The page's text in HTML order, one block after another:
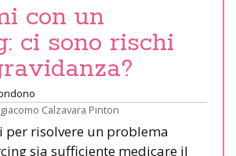
con un
ci sono rischi
Calzavara Pinton
per risolvere un problema
sia sufficiente medicare il